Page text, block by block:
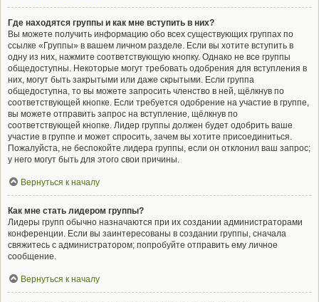
Где находятся группы и как мне вступить в них?
Вы можете получить информацию обо всех существующих группах по
ссылке «Группы» в вашем личном разделе. Если вы хотите вступить в
одну из них, нажмите соответствующую кнопку. Однако не все группы
общедоступны. Некоторые могут требовать одобрения для вступления в
них, могут быть закрытыми или даже скрытыми. Если группа
общедоступна, то вы можете запросить членство в ней, щёлкнув по
соответствующей кнопке. Если требуется одобрение на участие в группе,
вы можете отправить запрос на вступление, щёлкнув по
соответствующей кнопке. Лидер группы должен будет одобрить ваше
участие в группе и может спросить, зачем вы хотите присоединиться.
Пожалуйста, не беспокойте лидера группы, если он отклонил ваш запрос;
у него могут быть для этого свои причины.
Вернуться к началу
Как мне стать лидером группы?
Лидеры групп обычно назначаются при их создании администраторами
конференции. Если вы заинтересованы в создании группы, сначала
свяжитесь с администратором; попробуйте отправить ему личное
сообщение.
Вернуться к началу